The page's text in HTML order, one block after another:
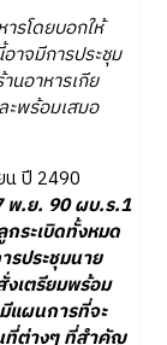
รโดยบอกให้
าจมีการประชุม
นอาหารเกีย
ะพร้อมเสมอ
ปี 2490
พ.ย. 90 ผบ.ร.1
ระเบิดทั้งหมด
รประชุมนาย
เตรียมพร้อม
แผนการที่จะ
ที่ต่างๆ ที่สำคัญ